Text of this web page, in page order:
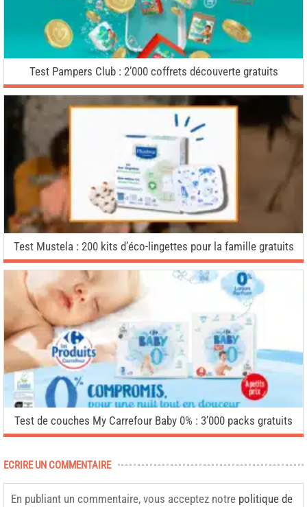
Test Pampers Club : 2’000 coffrets découverte gratuits
Test Mustela : 200 kits d’éco-lingettes pour la famille gratuits
Test de couches My Carrefour Baby 0% : 3’000 packs gratuits
ECRIRE UN COMMENTAIRE
En publiant un commentaire, vous acceptez notre politique de